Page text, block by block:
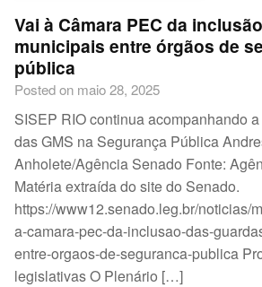
Vai à Câmara PEC da
municipais entre órgãos de
pública
Posted on maio 28, 2025
SISEP RIO continua acompanhando
das GMS na Segurança Pública
Anholete/Agência Senado Fonte:
Matéria extraída do site do Senado.
https://www12.senado.leg.br/noticias/
a-camara-pec-da-inclusao-das-
entre-orgaos-de-seguranca-publica
legislativas O Plenário […]